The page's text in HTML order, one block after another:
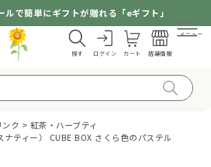
ルで簡単にギフトが贈れる「eギフト」
探す ログイン カート 店舗情報
メニュー
ンク
紅茶・ハーブティ
ナティー） CUBE BOX さくら色のパステル